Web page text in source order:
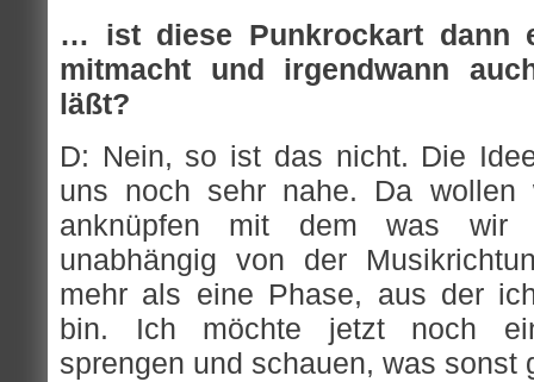
… ist diese Punkrockart dann
mitmacht und irgendwann
läßt?
D: Nein, so ist das nicht. Die
uns noch sehr nahe. Da wollen
anknüpfen mit dem was wir
unabhängig von der
mehr als eine Phase, aus der
bin. Ich möchte jetzt noch
sprengen und schauen, was sonst